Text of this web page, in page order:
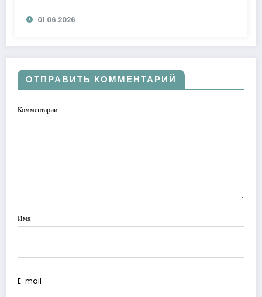
01.06.2026
ОТПРАВИТЬ КОММЕНТАРИЙ
Комментарии
Имя
E-mail